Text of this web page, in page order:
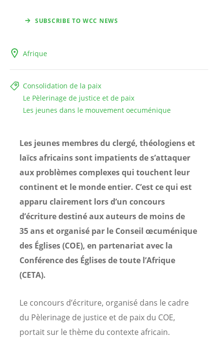
SUBSCRIBE TO WCC NEWS
Afrique
Consolidation de la paix
Le Pèlerinage de justice et de paix
Les jeunes dans le mouvement oecuménique
Les jeunes membres du clergé, théologiens et
laïcs africains sont impatients de s’attaquer
aux problèmes complexes qui touchent leur
continent et le monde entier. C’est ce qui est
apparu clairement lors d’un concours
d’écriture destiné aux auteurs de moins de
35 ans et organisé par le Conseil œcuménique
des Églises (COE), en partenariat avec la
Conférence des Églises de toute l’Afrique
(CETA).
Le concours d’écriture, organisé dans le cadre
du Pèlerinage de justice et de paix du COE,
portait sur le thème du contexte africain.